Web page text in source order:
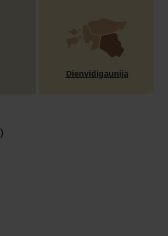
Dienvidigaunija